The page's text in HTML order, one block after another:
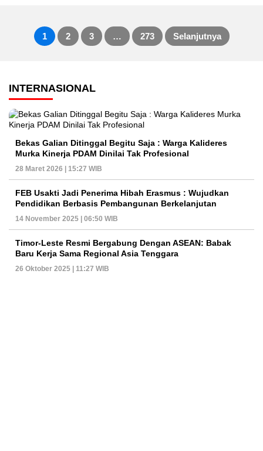
Paginasi
pos
1 2 3 … 273 Selanjutnya
INTERNASIONAL
Bekas Galian Ditinggal Begitu Saja : Warga Kalideres
Murka Kinerja PDAM Dinilai Tak Profesional
28 Maret 2026 | 15:27 WIB
FEB Usakti Jadi Penerima Hibah Erasmus : Wujudkan
Pendidikan Berbasis Pembangunan Berkelanjutan
14 November 2025 | 06:50 WIB
Timor-Leste Resmi Bergabung Dengan ASEAN: Babak
Baru Kerja Sama Regional Asia Tenggara
26 Oktober 2025 | 11:27 WIB